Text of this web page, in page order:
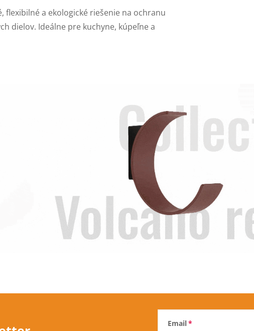
flexibilné a ekologické riešenie na ochranu
dielov. Ideálne pre kuchyne, kúpeľne a
Email